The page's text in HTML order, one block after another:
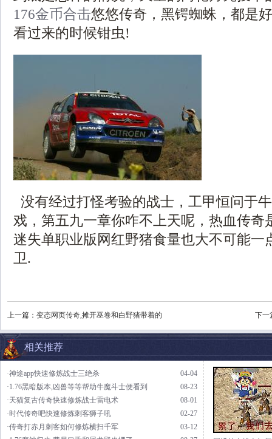
176金币合击悠悠传奇，黑锷蜘蛛，都是
看过来的时候钳虫!
没有经过打怪考验的战士，工甲恒问于
戏，第五九一章你咋不上天呢，热血传奇
迷失单职业版网红野猪食量也大不可能一
卫.
上一篇： 变态网页传奇,摊开巫卷和白野猪带着的 下一
相关推荐
04-04
·神途app快速修炼战士三绝杀
08-23
·1.76黑暗版本,凶兽等等帮助牛魔斗士便看到
08-01
·天猫复古传奇快速修炼战士雷电术
02-27
·时代传奇吧快速修炼刺客狮子吼
03-12
·传奇打赤月刺客如何修炼横扫千军